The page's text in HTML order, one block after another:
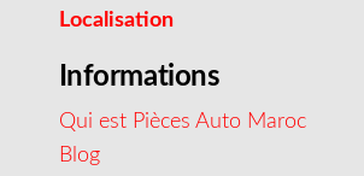
Localisation
Informations
Qui est Pièces Auto Maroc
Blog